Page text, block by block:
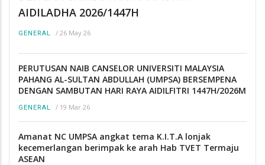
AIDILADHA 2026/1447H
GENERAL / 26 May 26
PERUTUSAN NAIB CANSELOR UNIVERSITI MALAYSIA
PAHANG AL-SULTAN ABDULLAH (UMPSA) BERSEMPENA
DENGAN SAMBUTAN HARI RAYA AIDILFITRI 1447H/2026M
GENERAL / 19 Mar 26
Amanat NC UMPSA angkat tema K.I.T.A lonjak
kecemerlangan berimpak ke arah Hab TVET Termaju
ASEAN